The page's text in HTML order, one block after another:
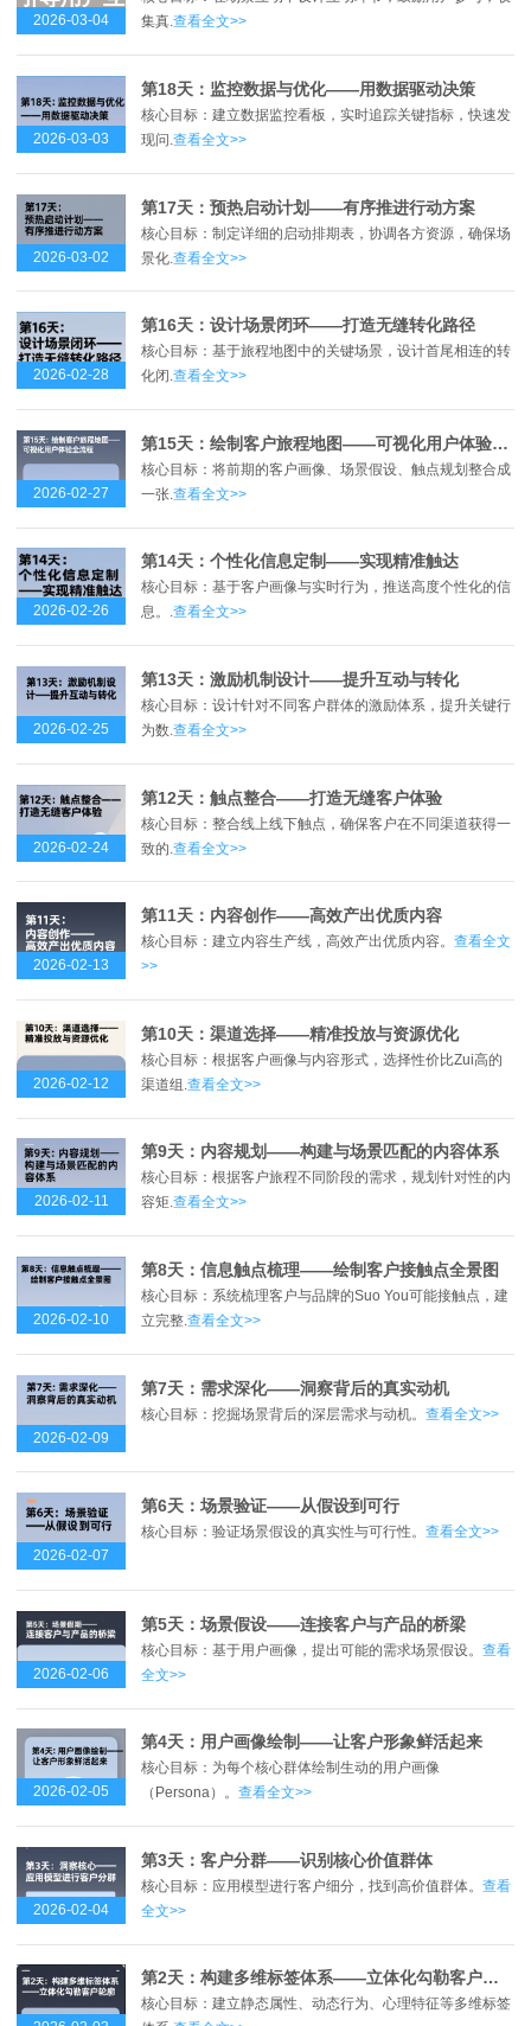
2026-03-04
集真.查看全文>>
2026-03-03
第18天：监控数据与优化——用数据驱动决策
核心目标：建立数据监控看板，实时追踪关键指标，快速发
现问.查看全文>>
2026-03-02
第17天：预热启动计划——有序推进行动方案
核心目标：制定详细的启动排期表，协调各方资源，确保场
景化. 查看全文>>
2026-02-28
第16天：设计场景闭环——打造无缝转化路径
核心目标：基于旅程地图中的关键场景，设计首尾相连的转
化闭.查看全文>>
2026-02-27
第15天：绘制客户旅程地图——可视化用户体验全流程
核心目标：将前期的客户画像、场景假设、触点规划整合成
一张. 查看全文>>
2026-02-26
第14天：个性化信息定制——实现精准触达
核心目标：基于客户画像与实时行为，推送高度个性化的信
息。.查看全文>>
2026-02-25
第13天：激励机制设计——提升互动与转化
核心目标：设计针对不同客户群体的激励体系，提升关键行
为数.查看全文>>
2026-02-24
第12天：触点整合——打造无缝客户体验
核心目标：整合线上线下触点，确保客户在不同渠道获得一
致的. 查看全文>>
2026-02-13
第11天：内容创作——高效产出优质内容
核心目标：建立内容生产线，高效产出优质内容。 查看全文
>>
2026-02-12
第10天：渠道选择——精准投放与资源优化
核心目标：根据客户画像与内容形式，选择性价比Zui高的
渠道组. 查看全文>>
2026-02-11
第9天：内容规划——构建与场景匹配的内容体系
核心目标：根据客户旅程不同阶段的需求，规划针对性的内
容矩.查看全文>>
2026-02-10
第8天：信息触点梳理——绘制客户接触点全景图
核心目标：系统梳理客户与品牌的Suo You可能接触点，建
立完整.查看全文>>
2026-02-09
第7天：需求深化——洞察背后的真实动机
核心目标：挖掘场景背后的深层需求与动机。 查看全文>>
2026-02-07
第6天：场景验证——从假设到可行
核心目标：验证场景假设的真实性与可行性。 查看全文>>
2026-02-06
第5天：场景假设——连接客户与产品的桥梁
核心目标：基于用户画像，提出可能的需求场景假设。 查看
全文>>
2026-02-05
第4天：用户画像绘制——让客户形象鲜活起来
核心目标：为每个核心群体绘制生动的用户画像
（Persona）。 查看全文>>
2026-02-04
第3天：客户分群——识别核心价值群体
核心目标：应用模型进行客户细分，找到高价值群体。 查看
全文>>
第2天：构建多维标签体系——立体化勾勒客户轮廓
核心目标：建立静态属性、动态行为、心理特征等多维标签